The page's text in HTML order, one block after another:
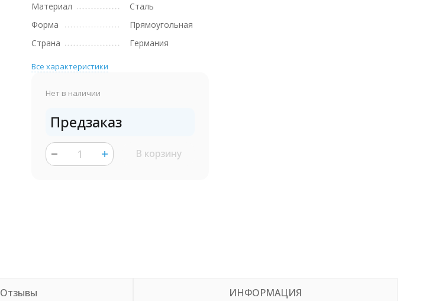
Материал
Сталь
Форма
Прямоугольная
Страна
Германия
Все характеристики
Нет в наличии
Предзаказ
В корзину
Отзывы ИНФОРМАЦИЯ